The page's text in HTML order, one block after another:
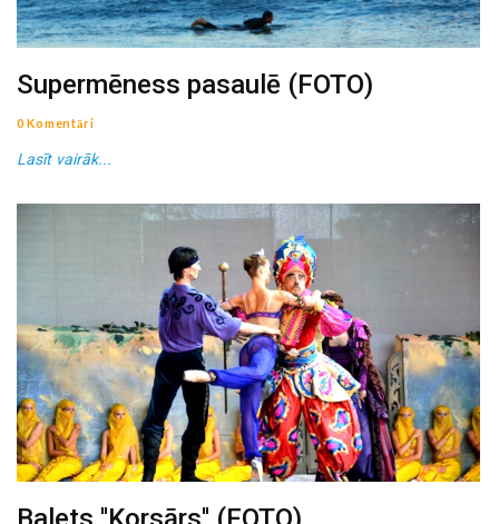
Supermēness pasaulē (FOTO)
0 Komentāri
Lasīt vairāk...